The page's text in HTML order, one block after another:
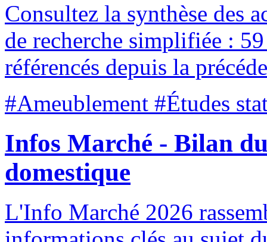
Consultez la synthèse des
de recherche simplifiée :
référencés depuis la
#Ameublement #Études
Infos Marché - Bilan
domestique
L'Info Marché 2026